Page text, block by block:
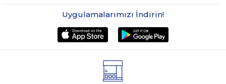
Uygulamalarımızı İndirin!